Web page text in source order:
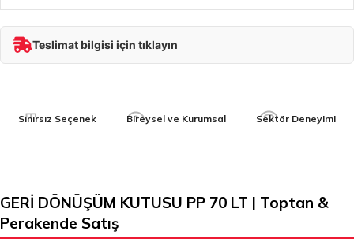
Teslimat bilgisi için tıklayın
Sınırsız Seçenek Bireysel ve Kurumsal Sektör Deneyimi
GERİ DÖNÜŞÜM KUTUSU PP 70 LT | Toptan &
Perakende Satış